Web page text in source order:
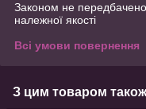
Законом не
належної якості
Всі умови повернення
З цим товаром